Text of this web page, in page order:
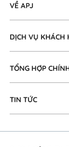
VỀ APJ
DỊCH VỤ KHÁCH
TỔNG HỢP
TIN TỨC